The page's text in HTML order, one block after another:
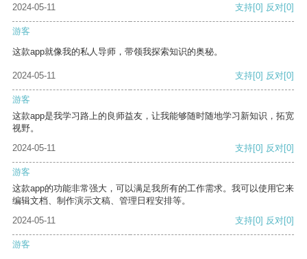
2024-05-11
支持[0] 反对[0]
游客
这款app就像我的私人导师，带领我探索知识的奥秘。
2024-05-11 支持[0] 反对[0]
游客
这款app是我学习路上的良师益友，让我能够随时随地学习新知识，拓宽
视野。
2024-05-11
支持[0] 反对[0]
游客
这款app的功能非常强大，可以满足我所有的工作需求。我可以使用它来
编辑文档、制作演示文稿、管理日程安排等。
2024-05-11
支持[0] 反对[0]
游客